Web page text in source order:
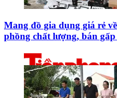
Mang đồ gia dụng giá rẻ
phồng chất lượng, bán